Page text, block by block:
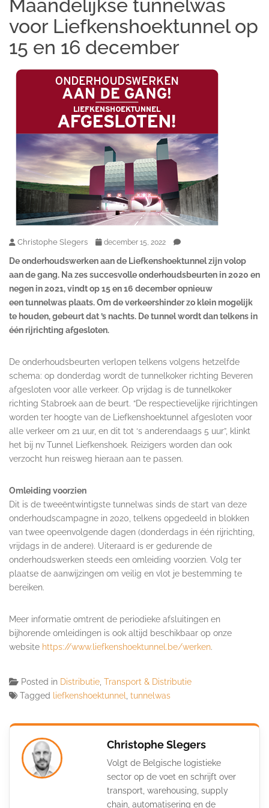
Maandelijkse tunnelwas
voor Liefkenshoektunnel op
15 en 16 december
Christophe Slegers december 15, 2022
De onderhoudswerken aan de Liefkenshoektunnel zijn volop
aan de gang. Na zes succesvolle onderhoudsbeurten in 2020 en
negen in 2021, vindt op 15 en 16 december opnieuw
een tunnelwas plaats. Om de verkeershinder zo klein mogelijk
te houden, gebeurt dat ’s nachts. De tunnel wordt dan telkens in
één rijrichting afgesloten.
De onderhoudsbeurten verlopen telkens volgens hetzelfde
schema: op donderdag wordt de tunnelkoker richting Beveren
afgesloten voor alle verkeer. Op vrijdag is de tunnelkoker
richting Stabroek aan de beurt. “De respectievelijke rijrichtingen
worden ter hoogte van de Liefkenshoektunnel afgesloten voor
alle verkeer om 21 uur, en dit tot ‘s anderendaags 5 uur”, klinkt
het bij nv Tunnel Liefkenshoek. Reizigers worden dan ook
verzocht hun reisweg hieraan aan te passen.
Omleiding voorzien
Dit is de tweeëntwintigste tunnelwas sinds de start van deze
onderhoudscampagne in 2020, telkens opgedeeld in blokken
van twee opeenvolgende dagen (donderdags in één rijrichting,
vrijdags in de andere). Uiteraard is er gedurende de
onderhoudswerken steeds een omleiding voorzien. Volg ter
plaatse de aanwijzingen om veilig en vlot je bestemming te
bereiken.
Meer informatie omtrent de periodieke afsluitingen en
bijhorende omleidingen is ook altijd beschikbaar op onze
website https://www. liefkenshoektunnel.be/werken.
Posted in Distributie Transport & Distributie
Tagged
liefkenshoektunnel tunnelwas
Christophe Slegers
Volgt de Belgische logistieke
sector op de voet en schrijft over
transport, warehousing, supply
chain, automatisering en de